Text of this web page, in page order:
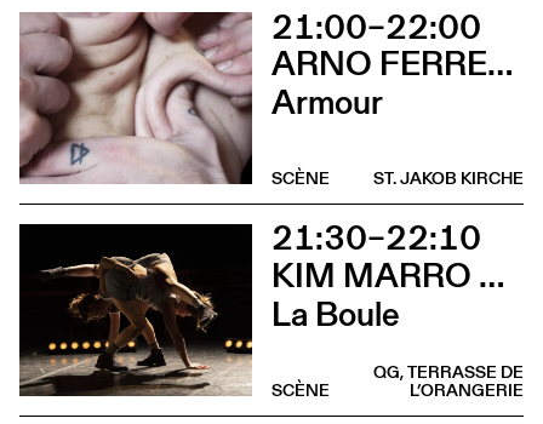
21:00–22:00
ARNO FERRERA & GILLES POLET
Armour
ST. JAKOB KIRCHE
SCÈNE
21:30–22:10
KIM MARRO & LIAM LELARGE
La Boule
QG, TERRASSE DE
L’ORANGERIE
SCÈNE